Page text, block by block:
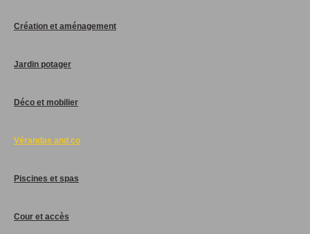
Création et aménagement
Jardin potager
Déco et mobilier
Vérandas and co
Piscines et spas
Cour et accès